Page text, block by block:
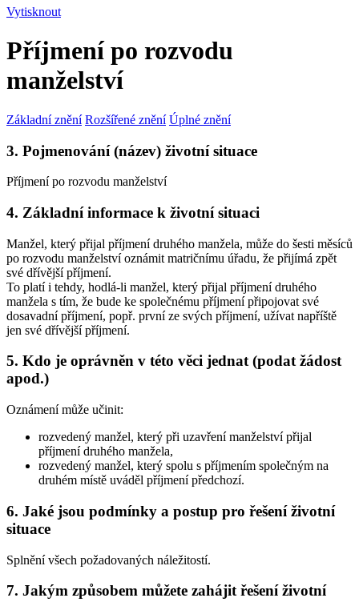
Vytisknout
Příjmení po rozvodu
manželství
Základní znění Rozšířené znění Úplné znění
3. Pojmenování (název) životní situace
Příjmení po rozvodu manželství
4. Základní informace k životní situaci
Manžel, který přijal příjmení druhého manžela, může do šesti měsíců
po rozvodu manželství oznámit matričnímu úřadu, že přijímá zpět
své dřívější příjmení.
To platí i tehdy, hodlá-li manžel, který přijal příjmení druhého
manžela s tím, že bude ke společnému příjmení připojovat své
dosavadní příjmení, popř. první ze svých příjmení, užívat napříště
jen své dřívější příjmení.
5. Kdo je oprávněn v této věci jednat (podat žádost
apod.)
Oznámení může učinit:
rozvedený manžel, který při uzavření manželství přijal
příjmení druhého manžela,
rozvedený manžel, který spolu s příjmením společným na
druhém místě uváděl příjmení předchozí.
6. Jaké jsou podmínky a postup pro řešení životní
situace
Splnění všech požadovaných náležitostí.
7. Jakým způsobem můžete zahájit řešení životní